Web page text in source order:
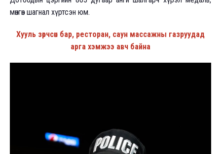
мөнгөн шагнал хүртсэн юм.
Хууль зөрчсөн бар, ресторан, саун массажны газруудад
арга хэмжээ авч байна